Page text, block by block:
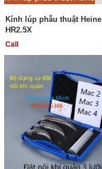
Kính lúp phẫu thuật Heine
HR2.5X
Call